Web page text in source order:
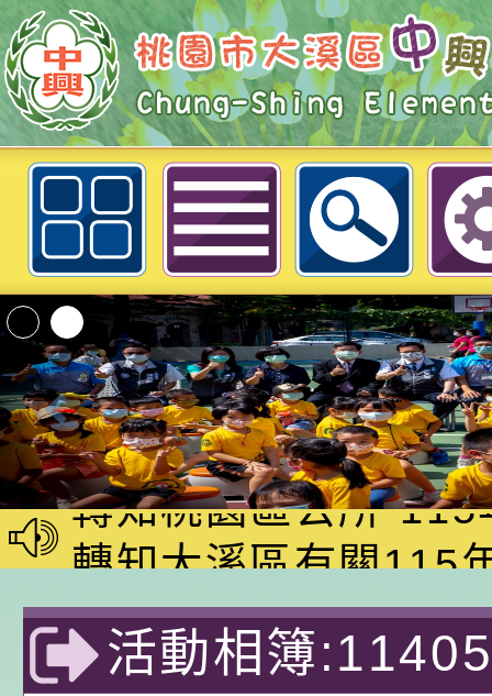
1140528中新派出所防空避難.交
霸凌宣導
臺灣桃園地方檢察署
暑期犯罪預防法律常
答活動
轉知桃園區公所-115
職人員選舉，定於
8日（星期六）舉行
予推薦、轉知與鼓勵
轉知大溪區有關115
人員選舉如與全國性
同日舉行投票，為預
轉知桃園市政府115
退休公教人員健康講
2026城鎮韌性（防
活動相簿